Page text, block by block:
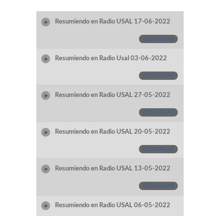
Resumiendo en Radio USAL 17-06-2022
DESCARGAR
Resumiendo en Radio Usal 03-06-2022
DESCARGAR
Resumiendo en Radio USAL 27-05-2022
DESCARGAR
Resumiendo en Radio USAL 20-05-2022
DESCARGAR
Resumiendo en Radio USAL 13-05-2022
DESCARGAR
Resumiendo en Radio USAL 06-05-2022